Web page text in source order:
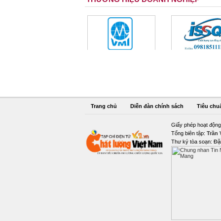
Trang chủ Diễn đàn chính sách Tiêu
Giấy phép hoạt
Tổng biên tập: Trần
Thư ký tòa soạn: